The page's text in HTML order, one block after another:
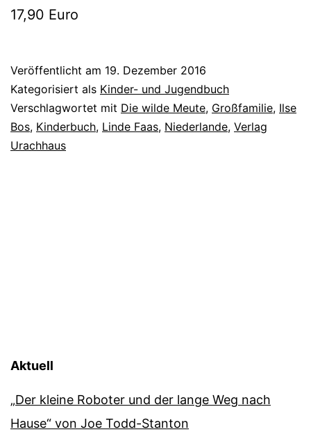
17,90 Euro
Veröffentlicht am 19. Dezember 2016
Kategorisiert als Kinder- und Jugendbuch
Verschlagwortet mit Die wilde Meute, Großfamilie, Ilse
Bos, Kinderbuch, Linde Faas, Niederlande, Verlag
Urachhaus
Aktuell
„Der kleine Roboter und der lange Weg nach
Hause“ von Joe Todd-Stanton